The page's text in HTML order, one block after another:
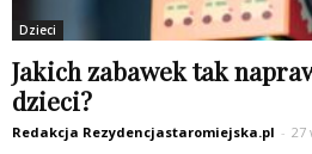
Dzieci
Jakich zabawek tak
dzieci?
Redakcja Rezydencjastaromiejska.pl - 27